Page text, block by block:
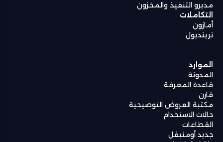
مديرو التنفيذ والمخزون
التكاملات
أمازون
ترينديول
الموارد
المدونة
قاعدة المعرفة
قارن
مكتبة العروض التوضيحية
حالات الاستخدام
القطاعات
جديد أومنيفل
2026